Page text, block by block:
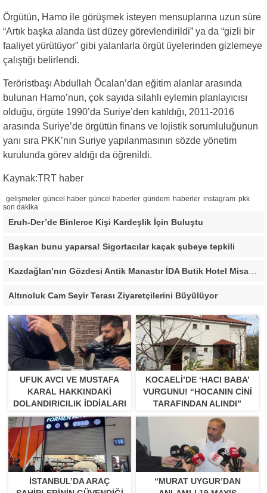
Örgütün, Hamo ile görüşmek isteyen mensuplarına uzun süre
“Artık başka alanda üst düzey görevlendirildi” ya da “gizli bir
faaliyet yürütüyor” gibi yalanlarla örgüt üyelerinden gizlemeye
çalıştığı belirlendi.
Teröristbaşı Abdullah Öcalan’dan eğitim alanlar arasında
bulunan Hamo’nun, çok sayıda silahlı eylemin planlayıcısı
olduğu, örgüte 1990’da Suriye’den katıldığı, 2011-2016
arasında Suriye’de örgütün finans ve lojistik sorumluluğunun
yanı sıra PKK’nın Suriye yapılanmasının sözde yönetim
kurulunda görev aldığı da öğrenildi.
Kaynak:TRT haber
gelişmeler güncel haber güncel haberler gündem haberler instagram pkk
son dakika
Eruh-Der’de Binlerce Kişi Kardeşlik İçin Buluştu
Başkan bunu yaparsa! Sigortacılar kaçak şubeye tepkili
Kazdağları’nın Gözdesi Antik Manastır İDA Butik Hotel Misafirlerinden Tam Not Alıyor
Altınoluk Cam Seyir Terası Ziyaretçilerini Büyülüyor
UFUK AVCI VE MUSTAFA
KARAL HAKKINDAKI
DOLANDIRICILIK İDDIALARI
BÜYÜYOR
KOCAELI’DE ‘HACI BABA’
VURGUNU! “HOCANIN CINI
TARAFINDAN ALINDI”
İSTANBUL’DA ARAÇ
“MURAT UYGUR’DAN